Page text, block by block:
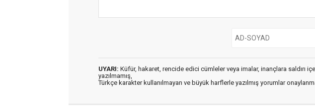
UYARI: Küfür, hakaret, rencide edici cümleler veya imalar, inançlara saldırı
yazılmamış,
Türkçe karakter kullanılmayan ve büyük harflerle yazılmış yorumlar